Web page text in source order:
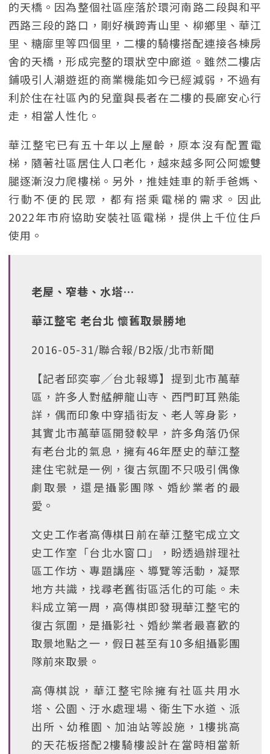
的天橋。因為整個社區座落於環河南路二段與和平
西路三段的路口，剛好橫跨青山里、柳鄉里、華江
里、糖廍里等四個里，二樓的騎樓搭配連接各棟房
舍的天橋，形成完整的環狀空中廊道。雖然二樓店
鋪吸引人潮遊逛的商業機能如今已經減弱，不過有
利於住在社區內的兒童與長者在二樓的長廊安心行
走，相當人性化。
華江整宅已有五十年以上屋齡，原本沒有配置電
梯，隨著社區居住人口老化，越來越多阿公阿嬤雙
腿逐漸沒力爬樓梯。另外，推娃娃車的新手爸媽、
行動不便的民眾，都有搭乘電梯的需求。因此
2022年市府協助安裝社區電梯，提供上千位住戶
使用。
老屋、窄巷、水塔…
華江整宅 老台北 懷舊取景勝地
2016-05-31/聯合報/B2版/北市新聞
【記者邱奕寧╱台北報導】提到北市萬華
區，許多人對艋舺龍山寺、西門町耳熟能
詳，偶而印象中穿插街友、老人等身影，
其實北市萬華區開發較早，許多角落仍保
有老台北的氣息，擁有46年歷史的華江整
建住宅就是一例，復古氛圍不只吸引偶像
劇取景，還是攝影團隊、婚紗業者的最
愛。
文史工作者高傳棋日前在華江整宅成立文
史工作室「台北水窗口」，盼透過辦理社
區工作坊、專題講座、導覽等活動，凝聚
地方共識，找尋老舊街區活化的可能。未
料成立第一周，高傳棋即發現華江整宅的
復古氛圍，是攝影社、婚紗業者最喜歡的
取景地點之一，假日甚至有10多組攝影團
隊前來取景。
高傳棋說，華江整宅除擁有社區共用水
塔、公園、汙水處理場、衛生下水道、派
出所、幼稚園、加油站等設施，1樓挑高
的天花板搭配2樓騎樓設計在當時相當新